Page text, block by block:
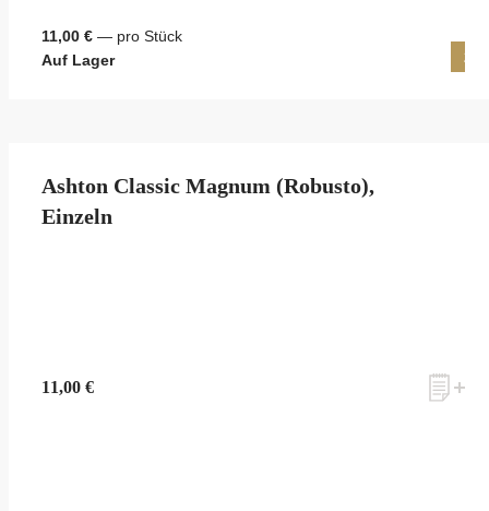
11,00 € — pro Stück
Auf Lager
25
Ashton Classic Magnum (Robusto),
Einzeln
11,00 €